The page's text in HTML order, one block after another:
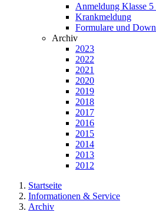
Anmeldung Klasse
Krankmeldung
Formulare und
Archiv
2023
2022
2021
2020
2019
2018
2017
2016
2015
2014
2013
2012
Startseite
Informationen & Service
Archiv